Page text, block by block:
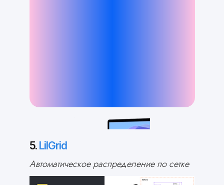
5. LilGrid
Автоматическое распределение по сетке